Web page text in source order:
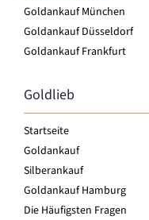
Goldankauf München
Goldankauf Düsseldorf
Goldankauf Frankfurt
Goldlieb
Startseite
Goldankauf
Silberankauf
Goldankauf Hamburg
Die Häufigsten Fragen